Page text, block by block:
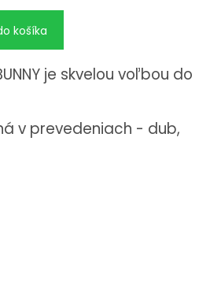
košíka
je skvelou voľbou do
v prevedeniach - dub,